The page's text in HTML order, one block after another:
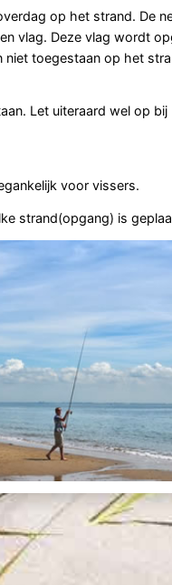
op het strand. De
vlag. Deze vlag wordt
toegestaan op het
Let uiteraard wel op bij
voor vissers.
strand(opgang) is